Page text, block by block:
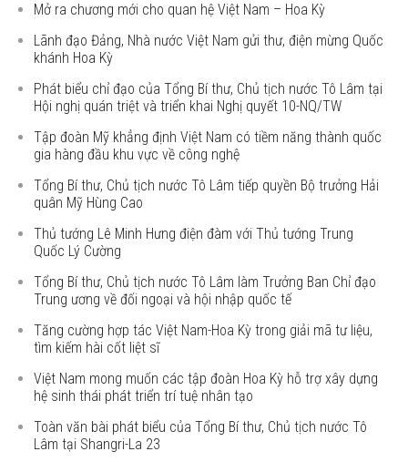
Mở ra chương mới cho quan hệ Việt Nam – Hoa Kỳ
Lãnh đạo Đảng, Nhà nước Việt Nam gửi thư, điện mừng Quốc
khánh Hoa Kỳ
Phát biểu chỉ đạo của Tổng Bí thư, Chủ tịch nước Tô Lâm tại
Hội nghị quán triệt và triển khai Nghị quyết 10-NQ/TW
Tập đoàn Mỹ khẳng định Việt Nam có tiềm năng thành quốc
gia hàng đầu khu vực về công nghệ
Tổng Bí thư, Chủ tịch nước Tô Lâm tiếp quyền Bộ trưởng Hải
quân Mỹ Hùng Cao
Thủ tướng Lê Minh Hưng điện đàm với Thủ tướng Trung
Quốc Lý Cường
Tổng Bí thư, Chủ tịch nước Tô Lâm làm Trưởng Ban Chỉ đạo
Trung ương về đối ngoại và hội nhập quốc tế
Tăng cường hợp tác Việt Nam-Hoa Kỳ trong giải mã tư liệu,
tìm kiếm hài cốt liệt sĩ
Việt Nam mong muốn các tập đoàn Hoa Kỳ hỗ trợ xây dựng
hệ sinh thái phát triển trí tuệ nhân tạo
Toàn văn bài phát biểu của Tổng Bí thư, Chủ tịch nước Tô
Lâm tại Shangri-La 23